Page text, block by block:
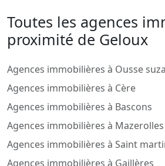
Toutes les agences
proximité de Geloux
Agences immobilières à Ousse
Agences immobilières à Cère
Agences immobilières à Bascons
Agences immobilières à Mazerolles
Agences immobilières à Saint
Agences immobilières à Gaillères